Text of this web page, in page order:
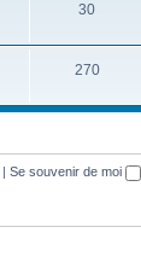
30
270
| Se souvenir de moi